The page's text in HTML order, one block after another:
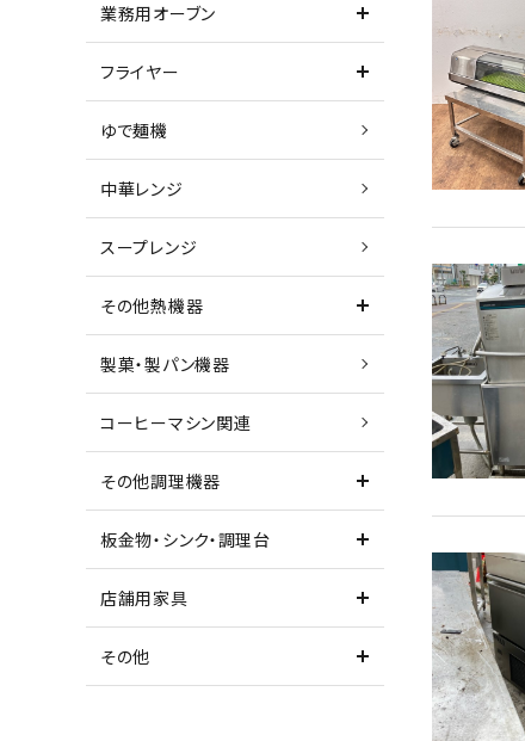
業務用オーブン
フライヤー
ゆで麺機
中華レンジ
スープレンジ
その他熱機器
製菓・製パン機器
コーヒーマシン関連
その他調理機器
板金物・シンク・調理台
店舗用家具
その他